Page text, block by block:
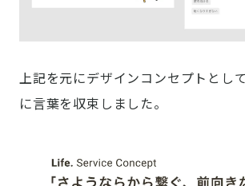
上記を元にデザインコンセプトとし
に言葉を収束しました。